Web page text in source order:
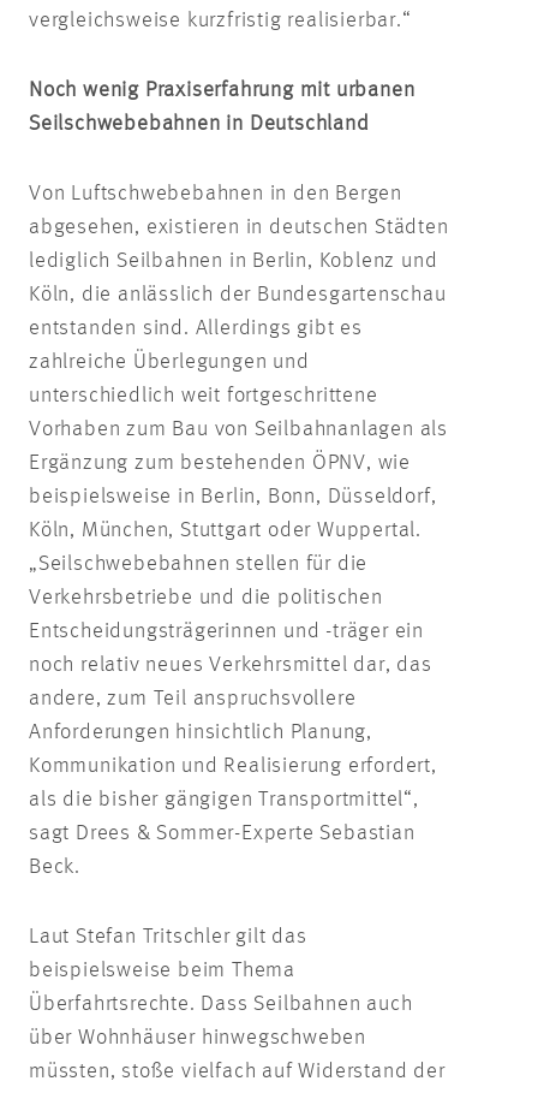
vergleichsweise kurzfristig realisierbar.“
Noch wenig Praxiserfahrung mit urbanen
Seilschwebebahnen in Deutschland
Von Luftschwebebahnen in den Bergen
abgesehen, existieren in deutschen Städten
lediglich Seilbahnen in Berlin, Koblenz und
Köln, die anlässlich der Bundesgartenschau
entstanden sind. Allerdings gibt es
zahlreiche Überlegungen und
unterschiedlich weit fortgeschrittene
Vorhaben zum Bau von Seilbahnanlagen als
Ergänzung zum bestehenden ÖPNV, wie
beispielsweise in Berlin, Bonn, Düsseldorf,
Köln, München, Stuttgart oder Wuppertal.
„Seilschwebebahnen stellen für die
Verkehrsbetriebe und die politischen
Entscheidungsträgerinnen und -träger ein
noch relativ neues Verkehrsmittel dar, das
andere, zum Teil anspruchsvollere
Anforderungen hinsichtlich Planung,
Kommunikation und Realisierung erfordert,
als die bisher gängigen Transportmittel“,
sagt Drees & Sommer-Experte Sebastian
Beck.
Laut Stefan Tritschler gilt das
beispielsweise beim Thema
Überfahrtsrechte. Dass Seilbahnen auch
über Wohnhäuser hinwegschweben
müssten, stoße vielfach auf Widerstand der